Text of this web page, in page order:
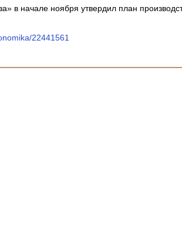
в начале ноября утвердил план
22441561